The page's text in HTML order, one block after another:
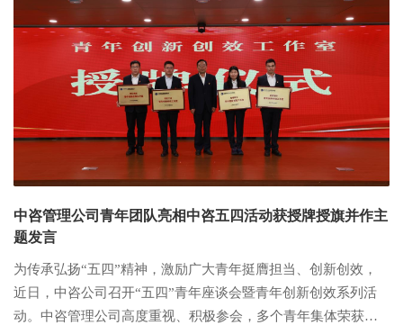
中咨管理公司青年团队亮相中咨五四活动获授牌授旗并作主
题发言
为传承弘扬“五四”精神，激励广大青年挺膺担当、创新创效，
近日，中咨公司召开“五四”青年座谈会暨青年创新创效系列活
动。中咨管理公司高度重视、积极参会，多个青年集体荣获中